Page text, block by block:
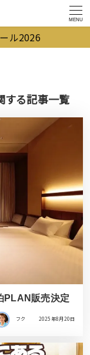
MENU
ル2026
する記事一覧
PLAN販売決定
フク 2025年8月20日